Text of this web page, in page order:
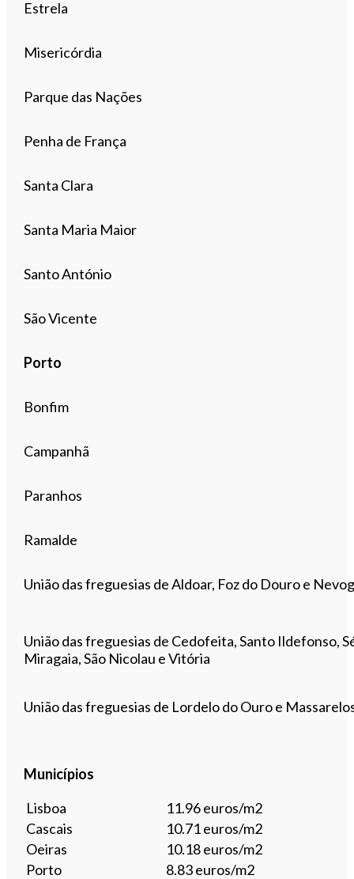
Estrela
Misericórdia
Parque das Nações
Penha de França
Santa Clara
Santa Maria Maior
Santo António
São Vicente
Porto
Bonfim
Campanhã
Paranhos
Ramalde
União das freguesias de Aldoar, Foz do Douro e
União das freguesias de Cedofeita, Santo Ildefonso,
Miragaia, São Nicolau e Vitória
União das freguesias de Lordelo do Ouro e
Municípios
Lisboa
11.96 euros/m2
Cascais
10.71 euros/m2
Oeiras
10.18 euros/m2
Porto
8.83 euros/m2